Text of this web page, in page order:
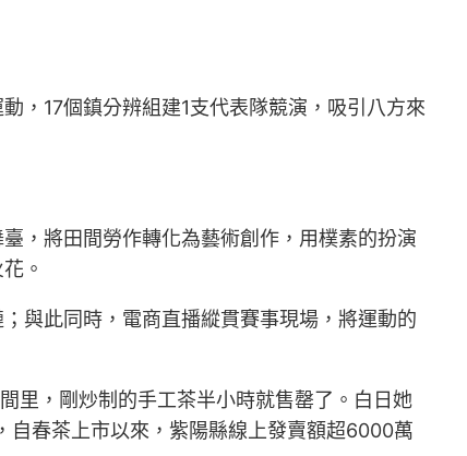
，17個鎮分辨組建1支代表隊競演，吸引八方來
，將田間勞作轉化為藝術創作，用樸素的扮演
。
與此同時，電商直播縱貫賽事現場，將運動的
里，剛炒制的手工茶半小時就售罄了。白日她
自春茶上市以來，紫陽縣線上發賣額超6000萬